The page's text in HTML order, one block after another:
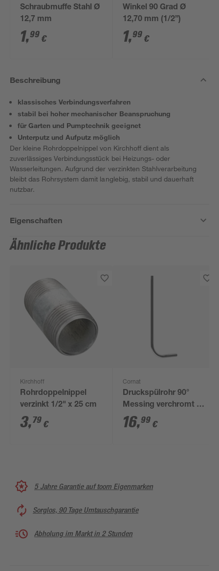
Schraubmuffe Stahl Ø
12,7 mm
1,99 €
Winkel 90 Grad Ø
12,70 mm (1/2”)
1,99 €
Beschreibung
klassisches Verbindungsverfahren
stabil bei hoher mechanischer Beanspruchung
für Garten und Pumptechnik geeignet
Unterputz und Aufputz möglich
Der kleine Rohrdoppelnippel von Kirchhoff dient als
zuverlässiges Verbindungsstück bei Heizungs- oder
Wasserleitungen. Aufgrund der verzinkten Stahlverarbeitung
bleibt das Rohrsystem damit langlebig, stabil und dauerhaft
nutzbar.
Eigenschaften
Ähnliche Produkte
Kirchhoff
Rohrdoppelnippel
verzinkt 1/2" x 25 cm
3,79 €
Cornat
Druckspülrohr 90°
Messing verchromt Ø
26/28 x 200/600 mm
16,99 €
5 Jahre Garantie auf toom Eigenmarken
Sorglos, 90 Tage Umtauschgarantie
Abholung im Markt in 2 Stunden